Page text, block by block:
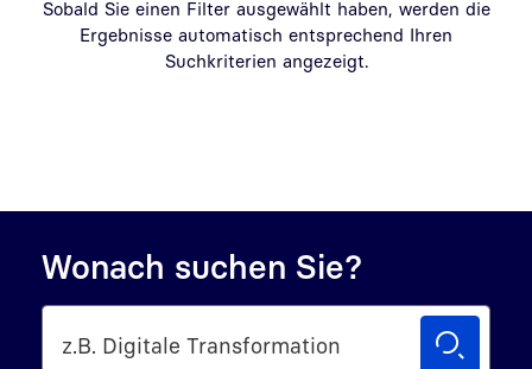
Sobald Sie einen Filter ausgewählt haben, werden die
Ergebnisse automatisch entsprechend Ihren
Suchkriterien angezeigt.
Wonach suchen Sie?